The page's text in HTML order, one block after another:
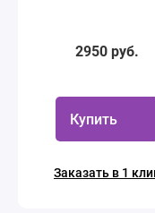
2950 руб.
Купить
Заказать в 1